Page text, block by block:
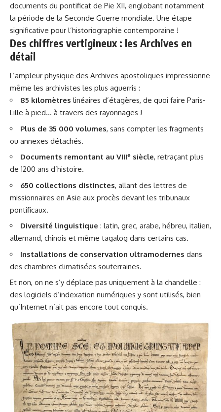
documents du pontificat de Pie XII, englobant notamment
la période de la Seconde Guerre mondiale. Une étape
significative pour l’historiographie contemporaine !
Des chiffres vertigineux : les Archives en
détail
L’ampleur physique des Archives apostoliques impressionne
même les archivistes les plus aguerris :
85 kilomètres linéaires d’étagères, de quoi faire Paris-
Lille à pied… à travers des rayonnages !
Plus de 35 000 volumes, sans compter les fragments
ou annexes détachés.
Documents remontant au VIIIe siècle, retraçant plus
de 1200 ans d’histoire.
650 collections distinctes, allant des lettres de
missionnaires en Asie aux procès devant les tribunaux
pontificaux.
Diversité linguistique : latin, grec, arabe, hébreu, italien,
allemand, chinois et même tagalog dans certains cas.
Installations de conservation ultramodernes dans
des chambres climatisées souterraines.
Et non, on ne s’y déplace pas uniquement à la chandelle :
des logiciels d’indexation numériques y sont utilisés, bien
qu’Internet n’ait pas encore tout conquis.